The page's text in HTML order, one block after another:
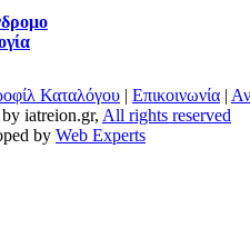
Καταλόγου | Επικοινωνία |
iatreion.gr, All rights reserved
by Web Experts